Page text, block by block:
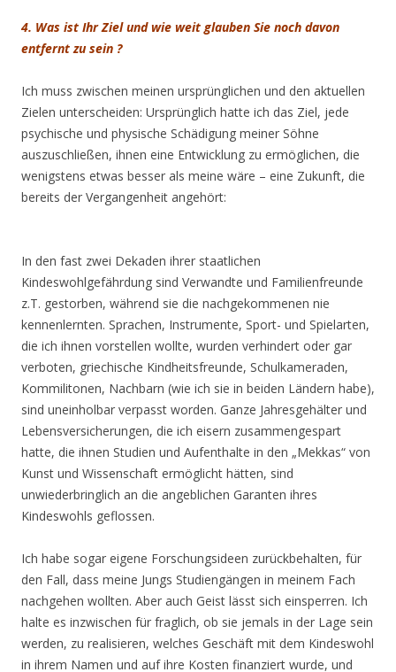
4. Was ist Ihr Ziel und wie weit glauben Sie noch davon
entfernt zu sein ?
Ich muss zwischen meinen ursprünglichen und den aktuellen
Zielen unterscheiden: Ursprünglich hatte ich das Ziel, jede
psychische und physische Schädigung meiner Söhne
auszuschließen, ihnen eine Entwicklung zu ermöglichen, die
wenigstens etwas besser als meine wäre – eine Zukunft, die
bereits der Vergangenheit angehört:
In den fast zwei Dekaden ihrer staatlichen
Kindeswohlgefährdung sind Verwandte und Familienfreunde
z.T. gestorben, während sie die nachgekommenen nie
kennenlernten. Sprachen, Instrumente, Sport- und Spielarten,
die ich ihnen vorstellen wollte, wurden verhindert oder gar
verboten, griechische Kindheitsfreunde, Schulkameraden,
Kommilitonen, Nachbarn (wie ich sie in beiden Ländern habe),
sind uneinholbar verpasst worden. Ganze Jahresgehälter und
Lebensversicherungen, die ich eisern zusammengespart
hatte, die ihnen Studien und Aufenthalte in den „Mekkas“ von
Kunst und Wissenschaft ermöglicht hätten, sind
unwiederbringlich an die angeblichen Garanten ihres
Kindeswohls geflossen.
Ich habe sogar eigene Forschungsideen zurückbehalten, für
den Fall, dass meine Jungs Studiengängen in meinem Fach
nachgehen wollten. Aber auch Geist lässt sich einsperren. Ich
halte es inzwischen für fraglich, ob sie jemals in der Lage sein
werden, zu realisieren, welches Geschäft mit dem Kindeswohl
in ihrem Namen und auf ihre Kosten finanziert wurde, und